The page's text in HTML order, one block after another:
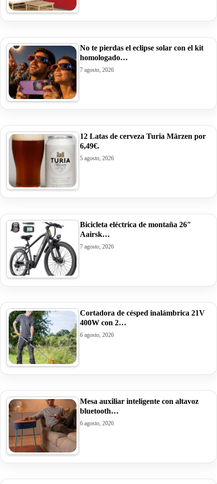
No te pierdas el eclipse solar con el kit
homologado…
7 agosto, 2026
12 Latas de cerveza Turia Märzen por
6,49€.
5 agosto, 2026
Bicicleta eléctrica de montaña 26″
Aairsk…
7 agosto, 2026
Cortadora de césped inalámbrica 21V
400W con 2…
6 agosto, 2026
Mesa auxiliar inteligente con altavoz
bluetooth…
6 agosto, 2026